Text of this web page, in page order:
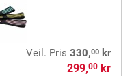
Veil. Pris 330,00kr
299,00kr